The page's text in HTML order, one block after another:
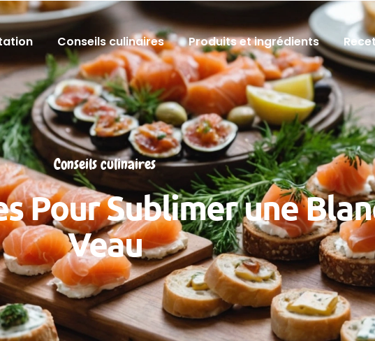
Conseils culinaires Produits et ingrédients
Conseils culinaires
Pour Sublimer une
Veau